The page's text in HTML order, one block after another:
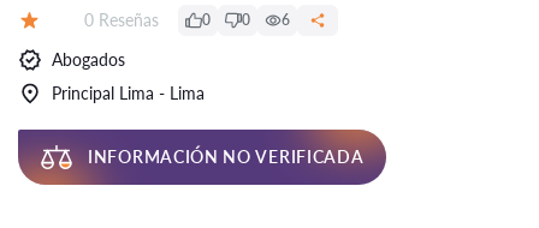
Número de reseñas:
0 Reseñas 0 0 6
Abogados
Principal Lima - Lima
INFORMACIÓN NO VERIFICADA